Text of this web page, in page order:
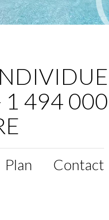
1 494
Plan Contact